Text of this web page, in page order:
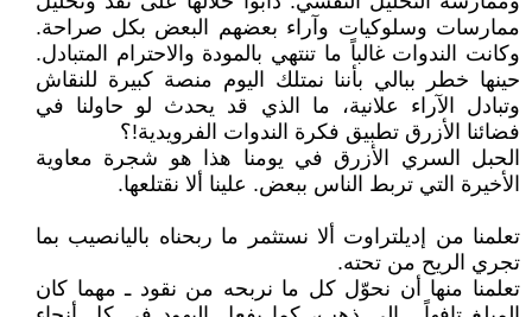
ممارسات وسلوكيات وآراء بعضهم البعض بكل صراحة.
وكانت الندوات غالباً ما تنتهي بالمودة والاحترام المتبادل.
حينها خطر ببالي بأننا نمتلك اليوم منصة كبيرة للنقاش
وتبادل الآراء علانية، ما الذي قد يحدث لو حاولنا في
فضائنا الأزرق تطبيق فكرة الندوات الفرويدية!؟
الحبل السري الأزرق في يومنا هذا هو شجرة معاوية
الأخيرة التي تربط الناس ببعض. علينا ألا نقتلعها.
تعلمنا من إديلتراوت ألا نستثمر ما ربحناه باليانصيب بما
تجري الريح من تحته.
تعلمنا منها أن نحوّل كل ما نربحه من نقود ـ مهما كان